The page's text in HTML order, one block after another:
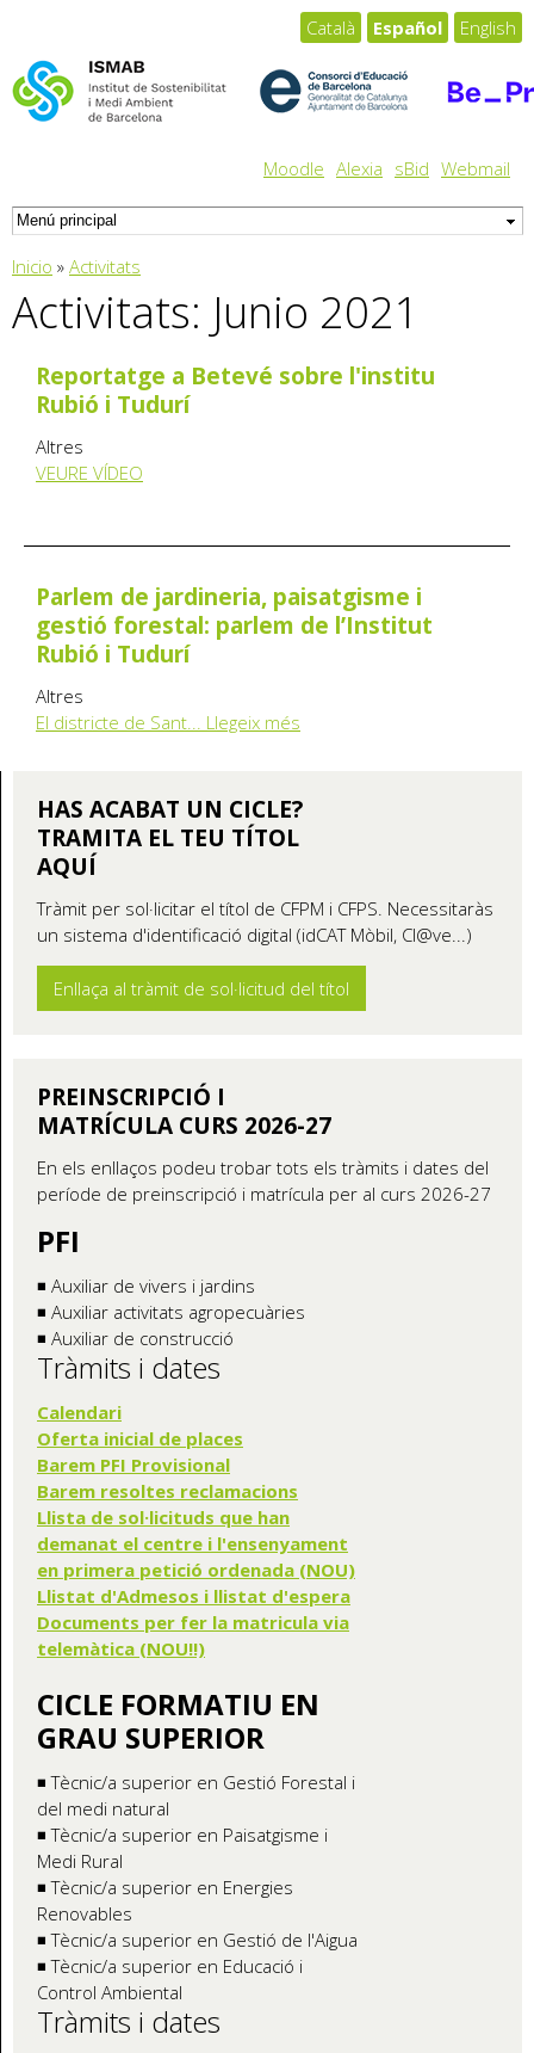
Moodle Alexia sBid Webmail
Català Español English
Usted está aquí
Inicio » Activitats
Activitats: Junio 2021
Reportatge a Betevé sobre l'institu
Rubió i Tudurí
Altres
VEURE VÍDEO
Parlem de jardineria, paisatgisme i
gestió forestal: parlem de l’Institut
Rubió i Tudurí
Altres
El districte de Sant... Llegeix més
HAS ACABAT UN CICLE?
TRAMITA EL TEU TÍTOL
AQUÍ
Tràmit per sol·licitar el títol de CFPM i CFPS. Necessitaràs
un sistema d'identificació digital (idCAT Mòbil, Cl@ve...)
Enllaça al tràmit de sol·licitud del títol
PREINSCRIPCIÓ I
MATRÍCULA CURS 2026-27
En els enllaços podeu trobar tots els tràmits i dates del
període de preinscripció i matrícula per al curs 2026-27
PFI
◾ Auxiliar de vivers i jardins
◾ Auxiliar activitats agropecuàries
◾ Auxiliar de construcció
Tràmits i dates
Calendari
Oferta inicial de places
Barem PFI Provisional
Barem resoltes reclamacions
Llista de sol·licituds que han
demanat el centre i l'ensenyament
en primera petició ordenada (NOU)
Llistat d'Admesos i llistat d'espera
Documents per fer la matricula via
telemàtica (NOU!!)
CICLE FORMATIU EN
GRAU SUPERIOR
◾ Tècnic/a superior en Gestió Forestal i
del medi natural
◾ Tècnic/a superior en Paisatgisme i
Medi Rural
◾ Tècnic/a superior en Energies
Renovables
◾ Tècnic/a superior en Gestió de l'Aigua
◾ Tècnic/a superior en Educació i
Control Ambiental
Tràmits i dates